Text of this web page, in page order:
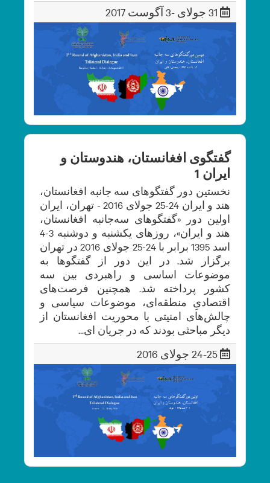
31 جولای -3 آگوست 2017
گفتگوی افغانستان، هندوستان و
ایران 1
نخستین دور گفتگوهای سه جانبه افغانستان،
هند و ایران 24-25 جولای 2016 - تهران، ایران
اولین دور «گفتگوهای سه‌جانبه افغانستان،
هند و ایران»، روزهای یکشنبه و دوشنبه 3-4
اسد 1395 برابر با 24-25 جولای 2016 در تهران
برگزار شد. در این دور از گفتگوها به
موضوعات اساسی و راهبردی بین سه
کشور پرداخته شد. همچنین فرصت‌های
اقتصادیِ منطقه‌‌ای، موضوعات سیاسی و
چالش‌های امنیتی با محوریت افغانستان از
دیگر مباحثی بودند که در جریان ای...
24-25 جولای 2016